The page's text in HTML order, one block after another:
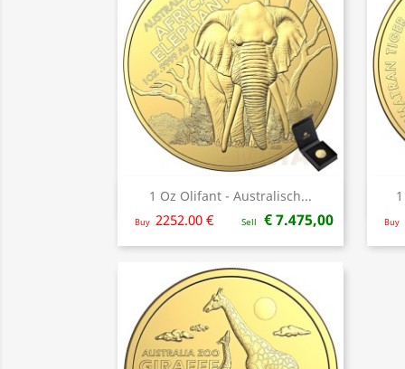
1 Oz Olifant - Australisch...
Buy 2252.00 € Sell € 7.475,00
Snel bekijken
Buy